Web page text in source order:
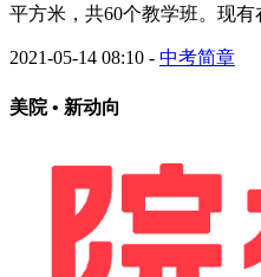
平方米，共60个教学班。现有
2021-05-14 08:10 - 中考简章
美院 • 新动向